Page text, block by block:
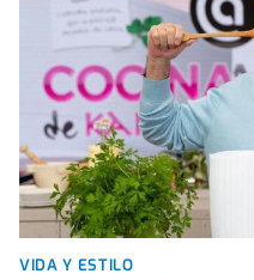
VIDA Y ESTILO